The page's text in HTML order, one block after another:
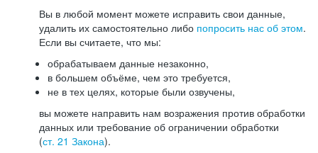
Вы в любой момент можете исправить свои данные,
удалить их самостоятельно либо попросить нас об этом.
Если вы считаете, что мы:
обрабатываем данные незаконно,
в большем объёме, чем это требуется,
не в тех целях, которые были озвучены,
вы можете направить нам возражения против обработки
данных или требование об ограничении обработки
(ст. 21 Закона).